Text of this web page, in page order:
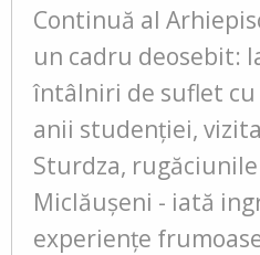
Continuă al
un cadru deosebit:
întâlniri de suflet
anii studenției,
Sturdza,
Miclăușeni - iată
experiențe